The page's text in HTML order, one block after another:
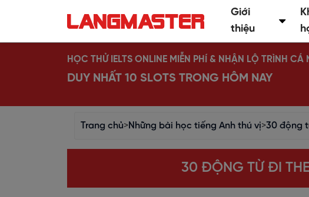
Giới
thiệu
HỌC THỬ IELTS ONLINE MIỄN PHÍ & NHẬN LỘ TRÌNH CÁ
DUY NHẤT 10 SLOTS TRONG HÔM NAY
Trang chủ>Những bài học tiếng Anh thú vị>30 động
30 ĐỘNG TỪ ĐI